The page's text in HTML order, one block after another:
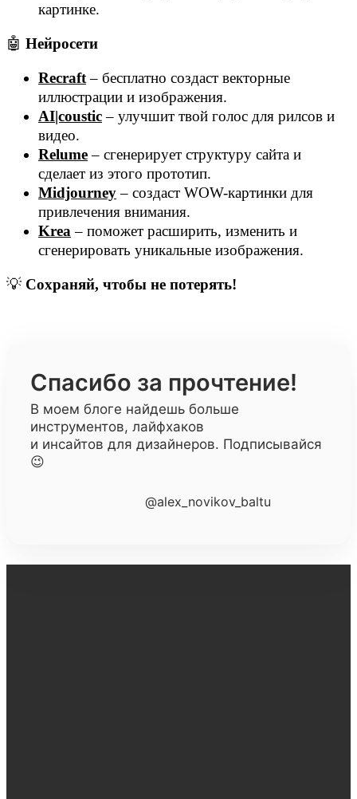
картинке.
🤖 Нейросети
Recraft– бесплатно создаст векторные
иллюстрации и изображения.
AI|coustic– улучшит твой голос для рилсов и
видео.
Relume– сгенерирует структуру сайта и
сделает из этого прототип.
Midjourney– создаст WOW-картинки для
привлечения внимания.
Krea – поможет расширить, изменить и
сгенерировать уникальные изображения.
💡 Сохраняй, чтобы не потерять!
Спасибо за прочтение!
В моем блоге найдешь больше
инструментов, лайфхаков
и инсайтов для дизайнеров. Подписывайся
😉
@alex_novikov_baltu